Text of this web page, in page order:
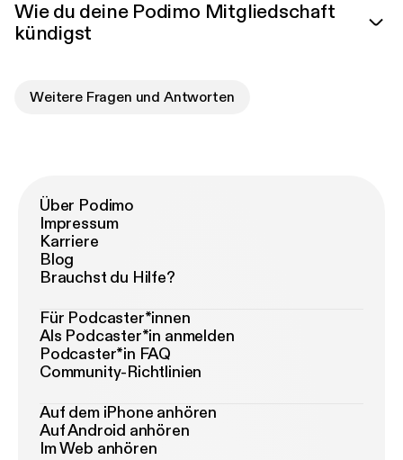
Wie du deine Podimo Mitgliedschaft
kündigst
Weitere Fragen und Antworten
Über Podimo
Impressum
Karriere
Blog
Brauchst du Hilfe?
Für Podcaster*innen
Als Podcaster*in anmelden
Podcaster*in FAQ
Community-Richtlinien
Auf dem iPhone anhören
Auf Android anhören
Im Web anhören